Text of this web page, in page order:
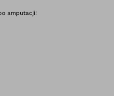
amputacji!